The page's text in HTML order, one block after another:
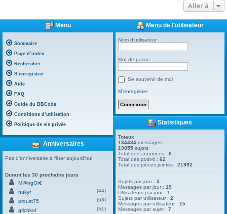
Aller à
Menu
Sommaire
Page d’index
Rechercher
S’enregistrer
Aide
FAQ
Guide du BBCode
Conditions d’utilisation
Politique de vie privée
Anniversaires
Pas d’anniversaire à fêter aujourd’hui
Durant les 30 prochains jours
M@ngOr€
nukyr
(44)
proust75
(68)
grichkof
(51)
Menu de l’utilisateur
Nom d’utilisateur :
Mot de passe :
Se souvenir de moi
M’enregistrer
Statistiques
Totaux
134434 messages
19855 sujets
Total des annonces :0
Total des post-it :62
Total des pièces jointes :21992
Sujets par jour :3
Messages par jour :19
Utilisateurs par jour :1
Sujets par utilisateur :2
Messages par utilisateur :15
Messages par sujet :7